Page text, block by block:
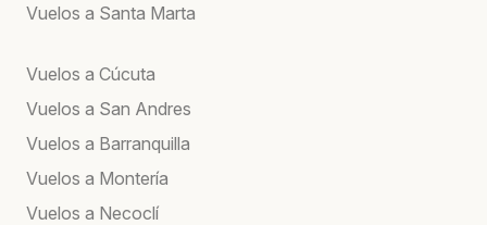
Vuelos a Santa Marta
Vuelos a Cúcuta
Vuelos a San Andres
Vuelos a Barranquilla
Vuelos a Montería
Vuelos a Necoclí